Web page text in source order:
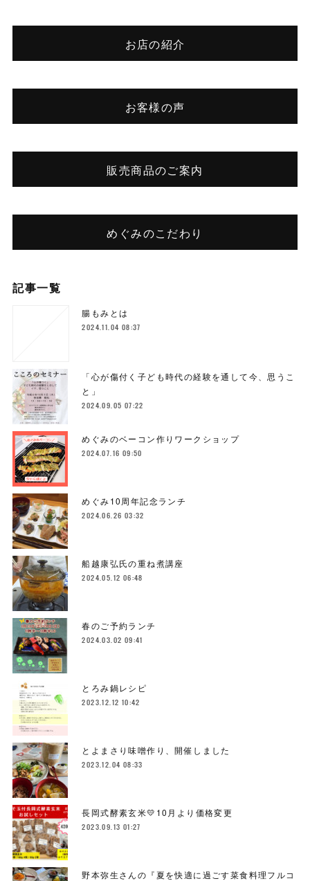
お店の紹介
お客様の声
販売商品のご案内
めぐみのこだわり
記事一覧
腸もみとは
2024.11.04 08:37
「心が傷付く子ども時代の経験を通して今、思うこ
と」
2024.09.05 07:22
めぐみのベーコン作りワークショップ
2024.07.16 09:50
めぐみ10周年記念ランチ
2024.06.26 03:32
船越康弘氏の重ね煮講座
2024.05.12 06:48
春のご予約ランチ
2024.03.02 09:41
とろみ鍋レシピ
2023.12.12 10:42
とよまさり味噌作り、開催しました
2023.12.04 08:33
長岡式酵素玄米💛10月より価格変更
2023.09.13 01:27
野本弥生さんの『夏を快適に過ごす菜食料理フルコ